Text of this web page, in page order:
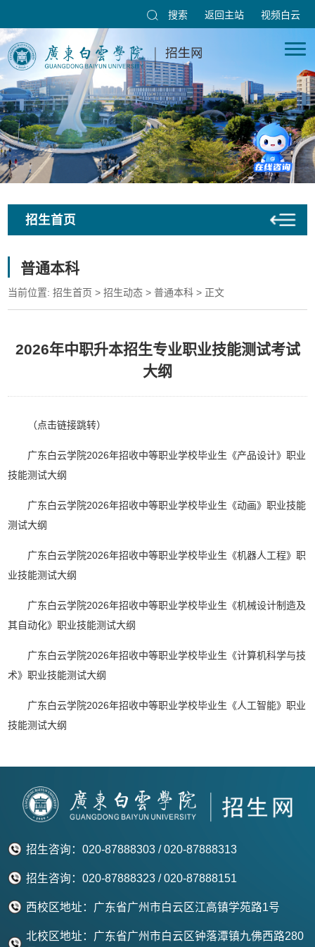
搜索 返回主站 视频白云
招生首页
普通本科
当前位置:招生首页 >招生动态 >普通本科 > 正文
2026年中职升本招生专业职业技能测试考试
大纲
（点击链接跳转）
广东白云学院2026年招收中等职业学校毕业生《产品设计》职业
技能测试大纲
广东白云学院2026年招收中等职业学校毕业生《动画》职业技能
测试大纲
广东白云学院2026年招收中等职业学校毕业生《机器人工程》职
业技能测试大纲
广东白云学院2026年招收中等职业学校毕业生《机械设计制造及
其自动化》职业技能测试大纲
广东白云学院2026年招收中等职业学校毕业生《计算机科学与技
术》职业技能测试大纲
广东白云学院2026年招收中等职业学校毕业生《人工智能》职业
技能测试大纲
招生咨询：020-87888303 / 020-87888313
招生咨询：020-87888323 / 020-87888151
西校区地址：广东省广州市白云区江高镇学苑路1号
北校区地址：广东省广州市白云区钟落潭镇九佛西路280